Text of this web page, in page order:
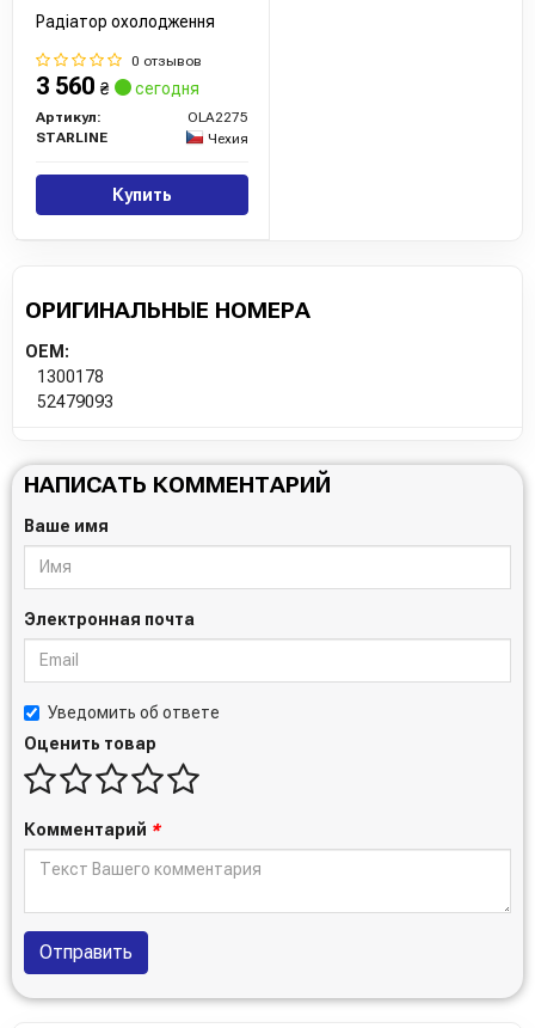
Радіатор охолодження
0 отзывов
3 560 ₴ сегодня
Артикул:
OLA2275
STARLINE
Чехия
Купить
ОРИГИНАЛЬНЫЕ НОМЕРА
OEM:
1300178
52479093
НАПИСАТЬ КОММЕНТАРИЙ
Ваше имя
Электронная почта
Уведомить об ответе
Оценить товар
Комментарий *
Отправить